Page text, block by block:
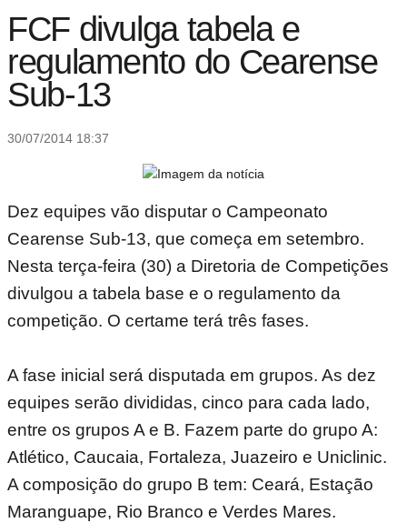
FCF divulga tabela e
regulamento do Cearense
Sub-13
30/07/2014 18:37
Dez equipes vão disputar o Campeonato
Cearense Sub-13, que começa em setembro.
Nesta terça-feira (30) a Diretoria de Competições
divulgou a tabela base e o regulamento da
competição. O certame terá três fases.
A fase inicial será disputada em grupos. As dez
equipes serão divididas, cinco para cada lado,
entre os grupos A e B. Fazem parte do grupo A:
Atlético, Caucaia, Fortaleza, Juazeiro e Uniclinic.
A composição do grupo B tem: Ceará, Estação
Maranguape, Rio Branco e Verdes Mares.